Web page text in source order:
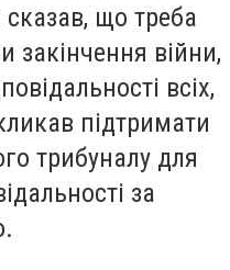
що треба
закінчення війни,
всіх,
підтримати
трибуналу для
за